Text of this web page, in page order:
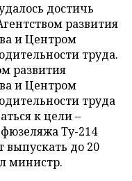
достичь
развития
и Центром
труда.
развития
и Центром
труда
к цели –
Ту-214
выпускать до 20
министр.